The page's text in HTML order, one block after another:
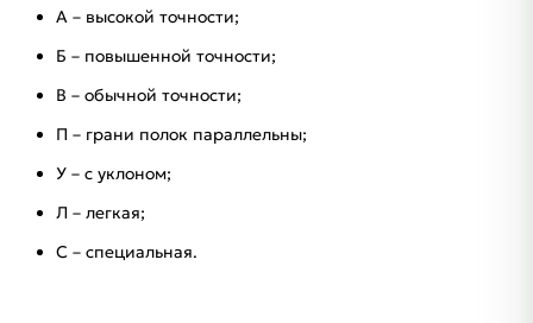
А – высокой точности;
Б – повышенной точности;
В – обычной точности;
П – грани полок параллельны;
У – с уклоном;
Л – легкая;
С – специальная.